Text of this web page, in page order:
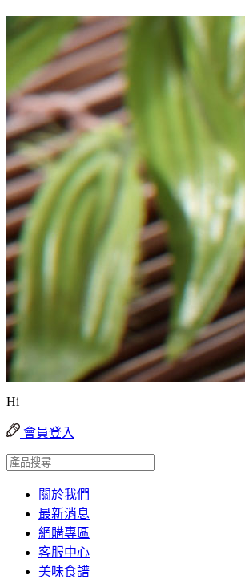
Hi
會員登入
關於我們
最新消息
網購專區
客服中心
美味食譜